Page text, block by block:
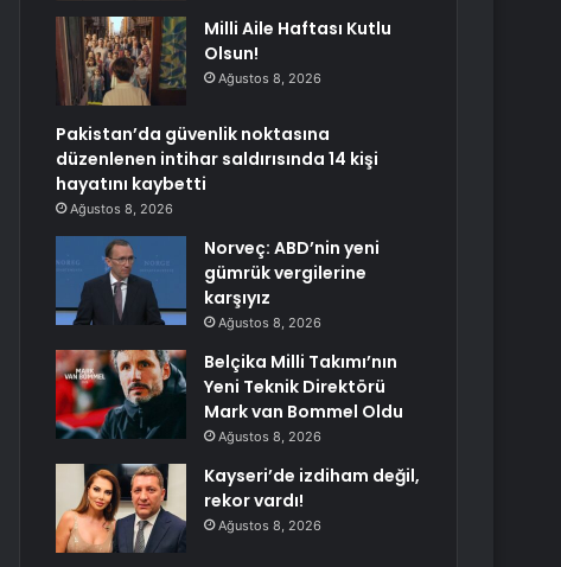
Milli Aile Haftası Kutlu
Olsun!
Ağustos 8, 2026
Pakistan’da güvenlik noktasına
düzenlenen intihar saldırısında 14 kişi
hayatını kaybetti
Ağustos 8, 2026
Norveç: ABD’nin yeni
gümrük vergilerine
karşıyız
Ağustos 8, 2026
Belçika Milli Takımı’nın
Yeni Teknik Direktörü
Mark van Bommel Oldu
Ağustos 8, 2026
Kayseri’de izdiham değil,
rekor vardı!
Ağustos 8, 2026